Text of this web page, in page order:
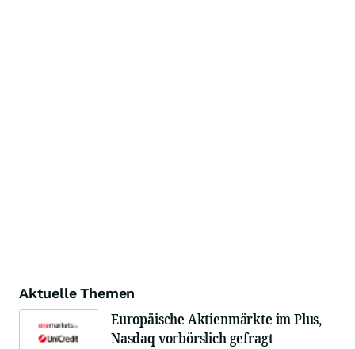
Aktuelle Themen
Europäische Aktienmärkte im Plus,
Nasdaq vorbörslich gefragt